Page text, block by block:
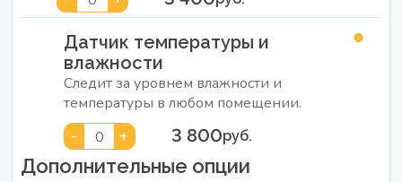
Датчик температуры и
влажности
Следит за уровнем влажности и
температуры в любом помещении.
-
0 + 3 800руб.
Дополнительные опции